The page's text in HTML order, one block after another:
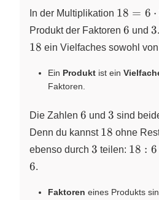
In der Multiplikation 18=6
\cdot
18 = 6 ⋅
Produkt der Faktoren 6
6 und 3
3
18 ein Vielfaches sowohl von
Ein Produkt ist ein
Faktoren.
Die Zahlen 6
6 und 3
3 sind
Denn du kannst 18
18 ohne
ebenso durch 3
3 teilen: 18 : 6
6.
Faktoren eines Produkts